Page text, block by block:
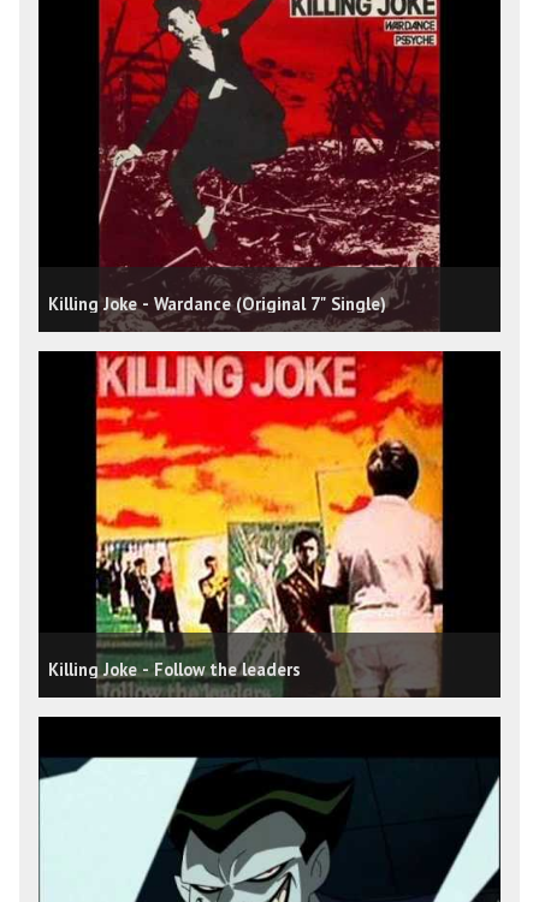
Killing Joke - Wardance (Original 7" Single)
Killing Joke - Follow the leaders